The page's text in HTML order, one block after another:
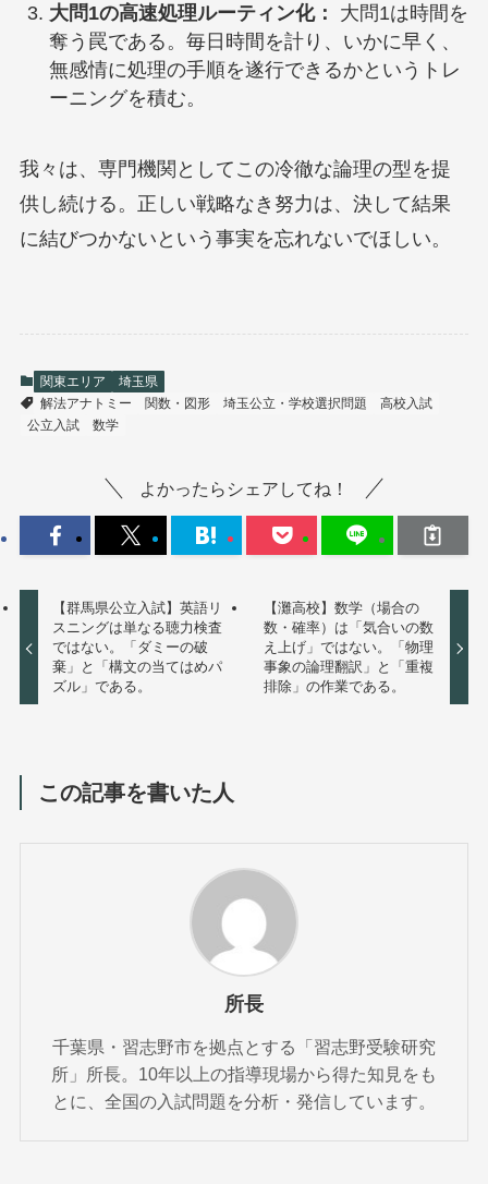
大問1の高速処理ルーティン化：
大問1は時間を
奪う罠である。毎日時間を計り、いかに早く、
無感情に処理の手順を遂行できるかというトレ
ーニングを積む。
我々は、専門機関としてこの冷徹な論理の型を提
供し続ける。正しい戦略なき努力は、決して結果
に結びつかないという事実を忘れないでほしい。
関東エリア
埼玉県
解法アナトミー
関数・図形 埼玉公立・学校選択問題
高校入試
公立入試
数学
よかったらシェアしてね！
【群馬県公立入試】英語リ
スニングは単なる聴力検査
ではない。「ダミーの破
棄」と「構文の当てはめパ
ズル」である。
【灘高校】数学（場合の
数・確率）は「気合いの数
え上げ」ではない。「物理
事象の論理翻訳」と「重複
排除」の作業である。
この記事を書いた人
所長
千葉県・習志野市を拠点とする「習志野受験研究
所」所長。10年以上の指導現場から得た知見をも
とに、全国の入試問題を分析・発信しています。